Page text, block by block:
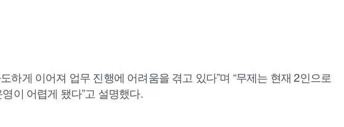
게 이어져 업무 진행에 어려움을 겪고 있다”며 “무제는 현재 2인으로
이 어렵게 됐다”고 설명했다.